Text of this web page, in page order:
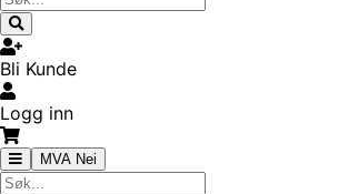
Bli Kunde
Logg inn
MVA Nei